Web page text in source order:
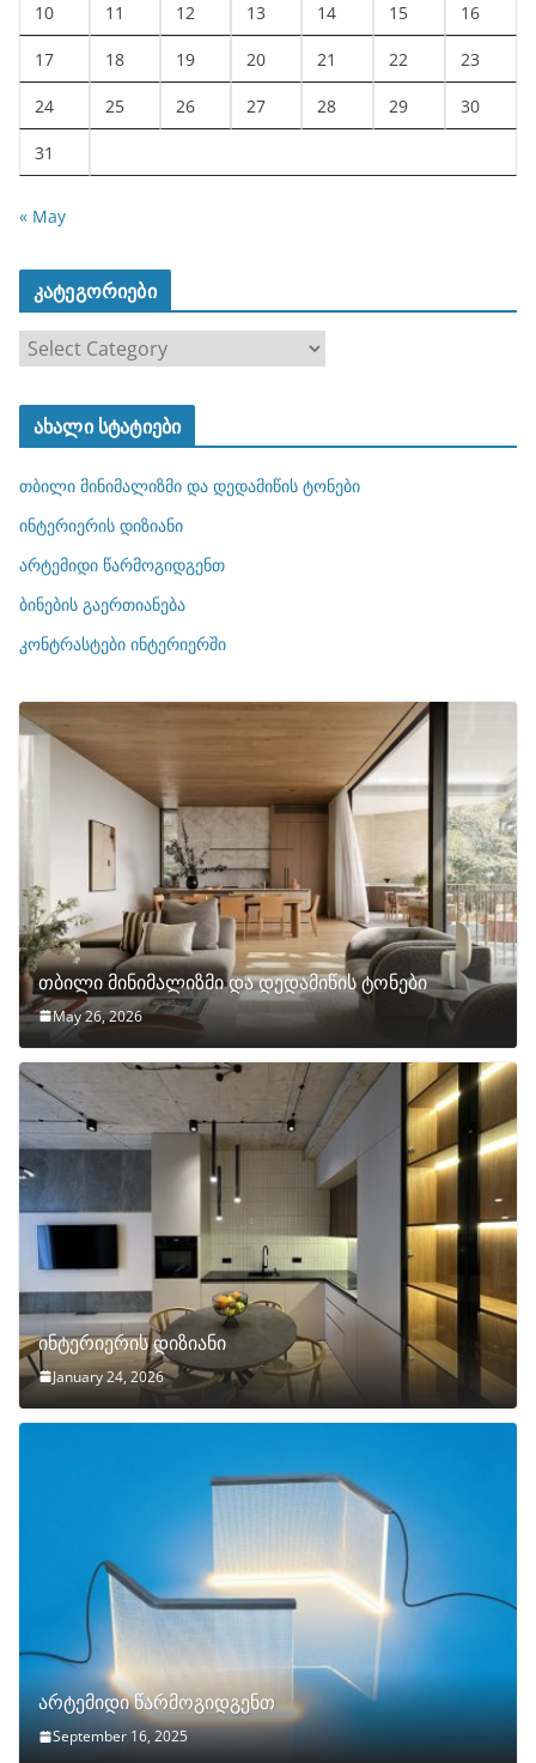
10 11 12 13 14 15 16
17 18 19 20 21 22 23
24 25 26 27 28 29 30
31
« May
კატეგორიები
ტ
ო
რ
ბ
ი
ახალი სტატიები
თბილი მინიმალიზმი და დედამიწის ტონები
ინტერიერის დიზიანი
არტემიდი წარმოგიდგენთ
ბინების გაერთიანება
კონტრასტები ინტერიერში
თბილი მინიმალიზმი და დედამიწის ტონები
May 26, 2026
ინტერიერის დიზიანი
January 24, 2026
არტემიდი წარმოგიდგენთ
September 16, 2025